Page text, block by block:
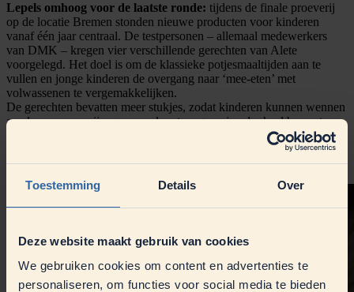
Toestemming Details Over
Deze website maakt gebruik van cookies
We gebruiken cookies om content en advertenties te
personaliseren, om functies voor social media te bieden
Lepels omhoog voor de laatste ronde: tijdens de finale proeverij
op de locatie Bremen stonden nieuwe producten voor kinderen
vanaf één jaar centraal. De testpersonen – allemaal medewerkers
van DMK – kregen vier verschillende gerechten van Alete
voorgelegd. Het doel is om de klassieke potjesmaaltijden aan te
vullen en jonge kinderen de overgang naar ‘mee-eten’ met
volwassenen te vergemakkelijken.
De gerechten bevatten meer stukjes, zodat kinderen kunnen wennen
aan kauwen, en zijn qua smaak net zo gevarieerd – heel bewust
zonder toegevoegd zout. Hoe de uiteindelijke maaltijden worden
ontvangen en hoe de proeverij verloopt, is met de camera
vastgelegd.